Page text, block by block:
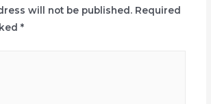
will not be published. Required
*